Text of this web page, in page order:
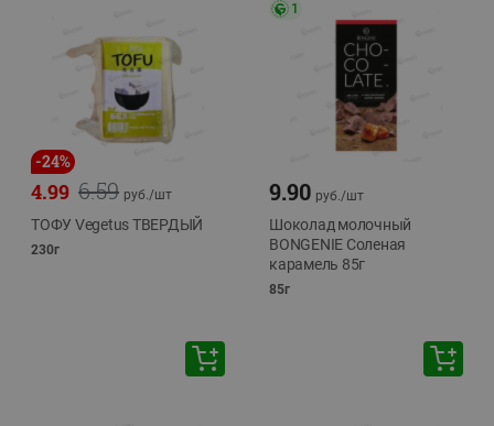
-24%
6.59
4.99 руб./шт
ТОФУ Vegetus ТВЕРДЫЙ
230г
1
9.90 руб./шт
Шоколад молочный
BONGENIE Соленая
карамель 85г
85г